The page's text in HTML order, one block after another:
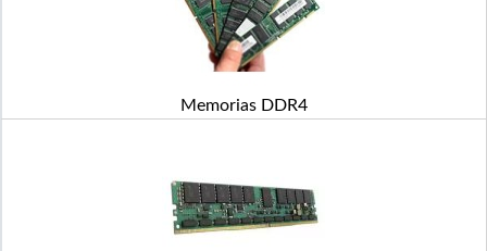
Memorias DDR4